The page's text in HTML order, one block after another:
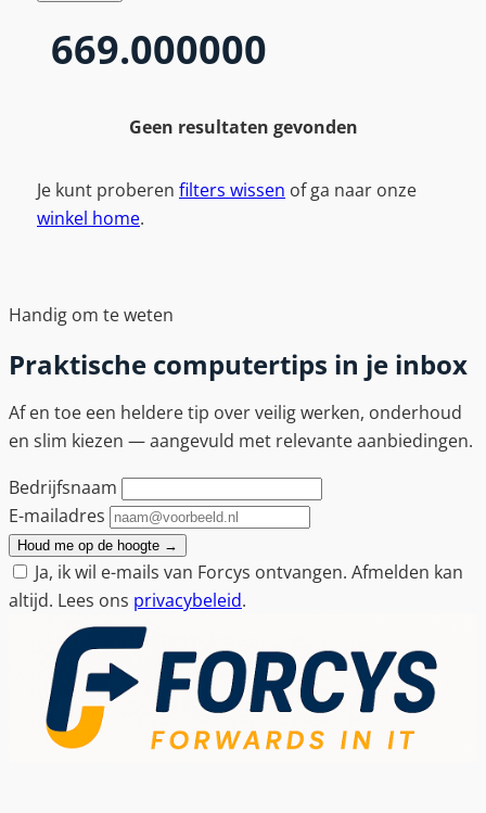
669.000000
Geen resultaten gevonden
Je kunt proberen filters wissen of ga naar onze
winkel home.
Handig om te weten
Praktische computertips in je inbox
Af en toe een heldere tip over veilig werken, onderhoud
en slim kiezen — aangevuld met relevante aanbiedingen.
Bedrijfsnaam
E-mailadres
Houd me op de hoogte →
Ja, ik wil e-mails van Forcys ontvangen. Afmelden kan
altijd. Lees ons privacybeleid.